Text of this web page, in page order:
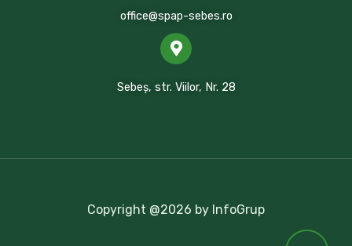
office@spap-sebes.ro
Sebeș, str. Viilor, Nr. 28
Copyright @2026 by InfoGrup